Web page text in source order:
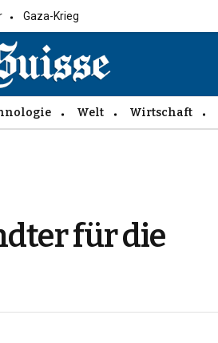
Gaza-Krieg
Welt Wirtschaft
für die